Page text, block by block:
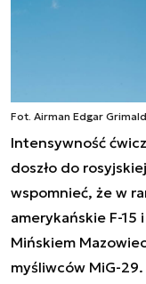
Fot. Airman Edgar
Intensywność
doszło do
wspomnieć, że w
amerykańskie F-15
Mińskiem
myśliwców MiG-